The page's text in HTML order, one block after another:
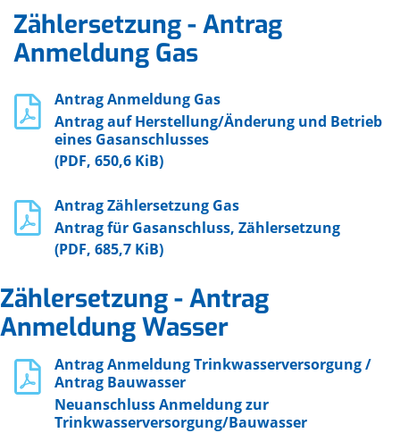
Zählersetzung - Antrag
Anmeldung Gas
Antrag Anmeldung Gas
Antrag auf Herstellung/Änderung und Betrieb
eines Gasanschlusses
(PDF, 650,6 KiB)
Antrag Zählersetzung Gas
Antrag für Gasanschluss, Zählersetzung
(PDF, 685,7 KiB)
Zählersetzung - Antrag
Anmeldung Wasser
Antrag Anmeldung Trinkwasserversorgung /
Antrag Bauwasser
Neuanschluss Anmeldung zur
Trinkwasserversorgung/Bauwasser